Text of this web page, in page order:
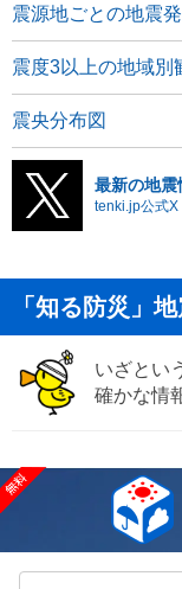
震源地ごとの地震
震度3以上の地域別
震央分布図
最新の地震
tenki.jp公式X
「知る防災」
いざとい
確かな情